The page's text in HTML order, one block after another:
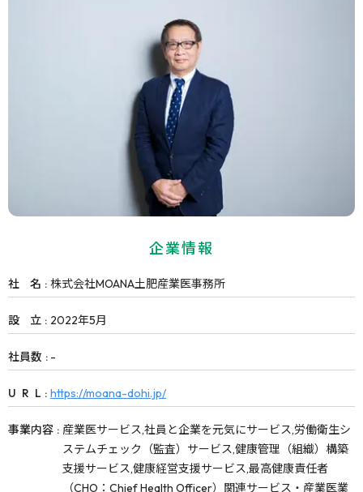
企業情報
社 名 株式会社MOANA土肥産業医事務所
設 立 2022年5月
社員数 -
U R L https://moana-dohi.jp/
事業内容
産業医サービス,社員と企業を元気にサービス,労働衛生シ
ステムチェック（監査）サービス,健康管理（組織）構築
支援サービス,健康経営支援サービス,最高健康責任者
（CHO：Chief Health Officer）関連サービス・産業医業